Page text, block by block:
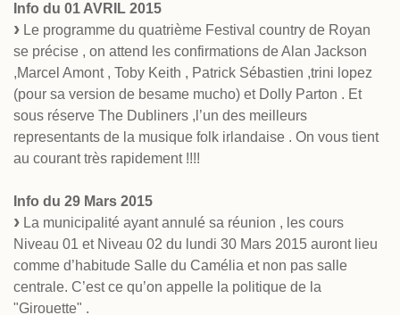
Info du 01 AVRIL 2015
Le programme du quatrième Festival country de Royan
se précise , on attend les confirmations de Alan Jackson
,Marcel Amont , Toby Keith , Patrick Sébastien ,trini lopez
(pour sa version de besame mucho) et Dolly Parton . Et
sous réserve The Dubliners ,l’un des meilleurs
representants de la musique folk irlandaise . On vous tient
au courant très rapidement !!!!
Info du 29 Mars 2015
La municipalité ayant annulé sa réunion , les cours
Niveau 01 et Niveau 02 du lundi 30 Mars 2015 auront lieu
comme d’habitude Salle du Camélia et non pas salle
centrale. C’est ce qu’on appelle la politique de la
"Girouette" .